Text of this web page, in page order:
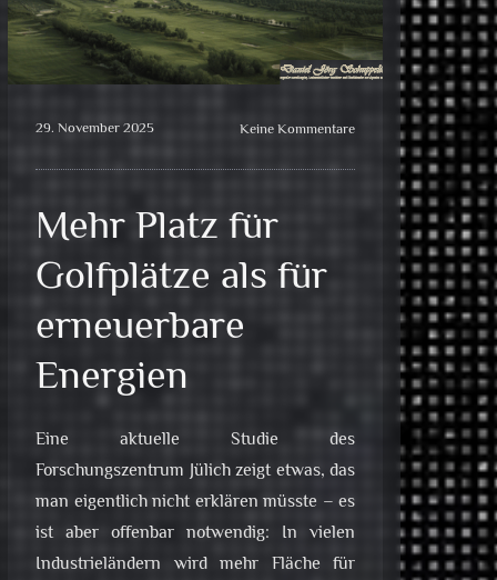
29. November 2025 Keine Kommentare
Mehr Platz für
Golfplätze als für
erneuerbare
Energien
Eine aktuelle Studie des
Forschungszentrum Jülich zeigt etwas, das
man eigentlich nicht erklären müsste – es
ist aber offenbar notwendig: In vielen
Industrieländern wird mehr Fläche für